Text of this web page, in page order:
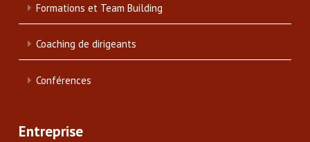
Formations et Team Building
Coaching de dirigeants
Conférences
Entreprise